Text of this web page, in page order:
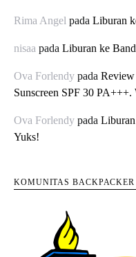
Rima Angel pada Liburan
nisaa pada Liburan ke
Ova Forlendy pada
Sunscreen SPF 30
Ova Forlendy pada
Yuks!
KOMUNITAS